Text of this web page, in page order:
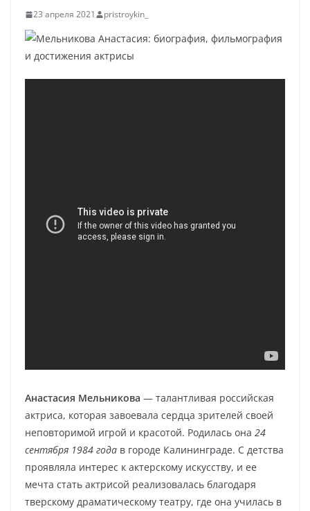
23 апреля 2021 pristroykin_
Анастасия Мельникова — талантливая российская
актриса, которая завоевала сердца зрителей своей
неповторимой игрой и красотой. Родилась она 24
сентября 1984 года в городе Калининграде. С детства
проявляла интерес к актерскому искусству, и ее
мечта стать актрисой реализовалась благодаря
тверскому драматическому театру, где она училась в